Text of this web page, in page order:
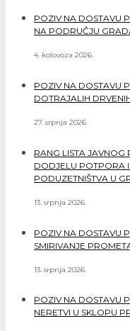
POZIV NA DOSTAVU
NA PODRUČJU
4. kolovoza 2026.
POZIV NA DOSTAVU
DOTRAJALIH
27. srpnja 2026.
RANG LISTA
DODJELU POTPORA
PODUZETNIŠTVA U
13. srpnja 2026.
POZIV NA DOSTAVU
SMIRIVANJE
13. srpnja 2026.
POZIV NA DOSTAVU
NERETVI U SKLOPU